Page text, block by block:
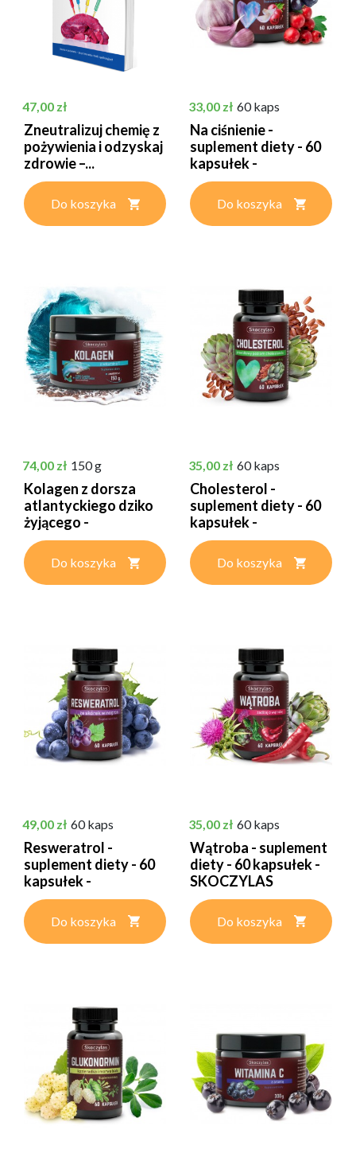
Cena
47,00 zł
Zneutralizuj chemię z
pożywienia i odzyskaj
zdrowie –...
Do koszyka
Cena
33,00 zł 60 kaps
Na ciśnienie -
suplement diety - 60
kapsułek -
SKOCZYLAS
Do koszyka
Cena
74,00 zł 150 g
Kolagen z dorsza
atlantyckiego dziko
żyjącego -
suplement...
Do koszyka
Cena
35,00 zł 60 kaps
Cholesterol -
suplement diety - 60
kapsułek -
SKOCZYLAS
Do koszyka
Cena
49,00 zł 60 kaps
Resweratrol -
suplement diety - 60
kapsułek -
SKOCZYLAS
Do koszyka
Cena
35,00 zł 60 kaps
Wątroba - suplement
diety - 60 kapsułek -
SKOCZYLAS
Do koszyka